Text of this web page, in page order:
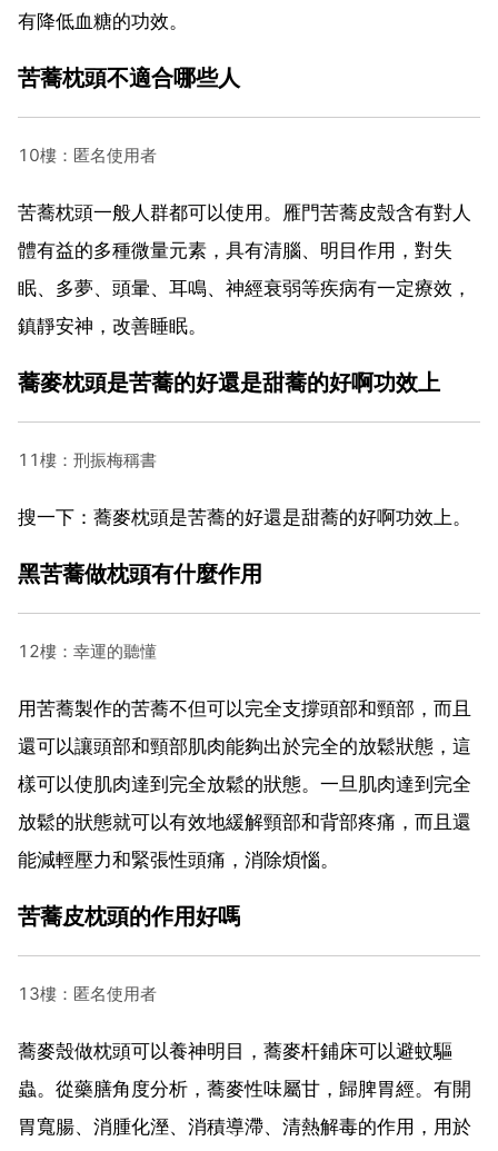
有降低血糖的功效。
苦蕎枕頭不適合哪些人
10樓：匿名使用者
苦蕎枕頭一般人群都可以使用。雁門苦蕎皮殼含有對人
體有益的多種微量元素，具有清腦、明目作用，對失
眠、多夢、頭暈、耳鳴、神經衰弱等疾病有一定療效，
鎮靜安神，改善睡眠。
蕎麥枕頭是苦蕎的好還是甜蕎的好啊功效上
11樓：刑振梅稱書
搜一下：蕎麥枕頭是苦蕎的好還是甜蕎的好啊功效上。
黑苦蕎做枕頭有什麼作用
12樓：幸運的聽懂
用苦蕎製作的苦蕎不但可以完全支撐頭部和頸部，而且
還可以讓頭部和頸部肌肉能夠出於完全的放鬆狀態，這
樣可以使肌肉達到完全放鬆的狀態。一旦肌肉達到完全
放鬆的狀態就可以有效地緩解頸部和背部疼痛，而且還
能減輕壓力和緊張性頭痛，消除煩惱。
苦蕎皮枕頭的作用好嗎
13樓：匿名使用者
蕎麥殼做枕頭可以養神明目，蕎麥杆鋪床可以避蚊驅
蟲。從藥膳角度分析，蕎麥性味屬甘，歸脾胃經。有開
胃寬腸、消腫化溼、消積導滯、清熱解毒的作用，用於